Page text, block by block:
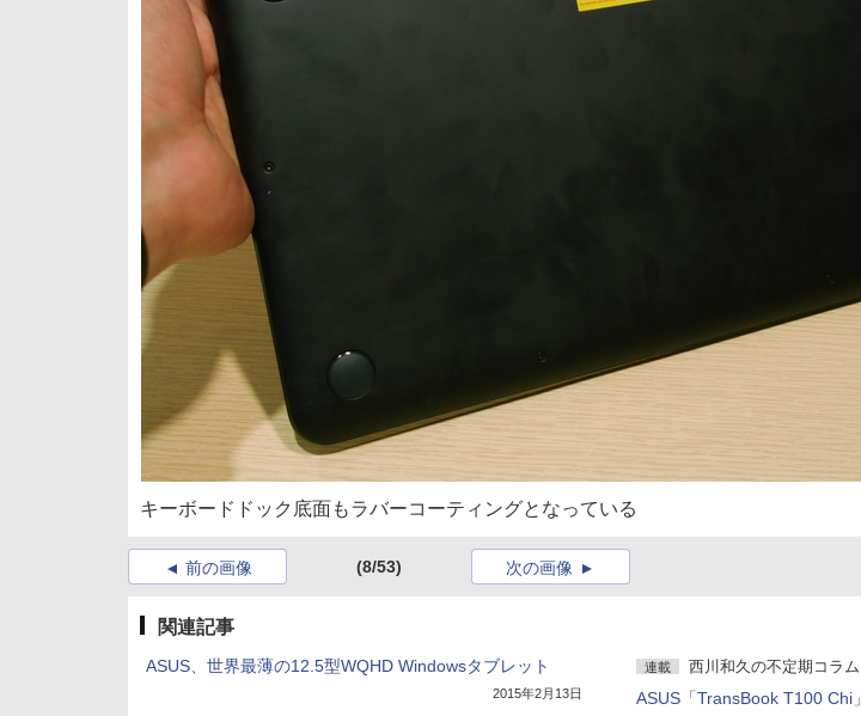
キーボードドック底面もラバーコーティングとなっている
前の画像 (8/53) 次の画像
関連記事
ASUS、世界最薄の12.5型WQHD Windowsタブレット
2015年2月13日
連載 西川和久の不定期コラム
ASUS「TransBook T100 Chi」